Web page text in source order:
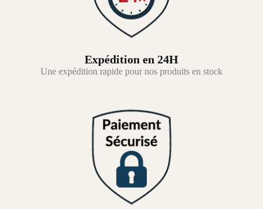
Expédition en 24H
Une expédition rapide pour nos produits en stock